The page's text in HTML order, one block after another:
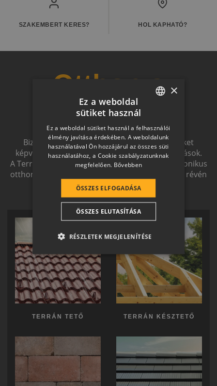
SZAKEMBERT KERES? HOL KAPHATÓ?
Otthon a
jövőben
Biztonságot nyújtó, és magas esztétikai értéket
képviselő, egymással szinergiát alkotó megoldások.
A Terrán ernyőmárkának köszönhetően a harmonikus
otthon átfogó, egymásra épülő rendszerelemek révén
ölthet formát.
TERRÁN TETŐ TERRÁN KÉSZTETŐ
HUNGARIAN
SLOVAK
GERMAN
ROMANIAN
CROATIAN
SR
RO-HU
ITALIAN
×
Ez a weboldal
sütiket használ
Ez a weboldal sütiket használ a felhasználói
élmény javítása érdekében. A weboldalunk
használatával Ön hozzájárul az összes süti
használatához, a Cookie szabályzatunknak
megfelelően. Bővebben
ÖSSZES ELFOGADÁSA
ÖSSZES ELUTASÍTÁSA
RÉSZLETEK MEGJELENÍTÉSE